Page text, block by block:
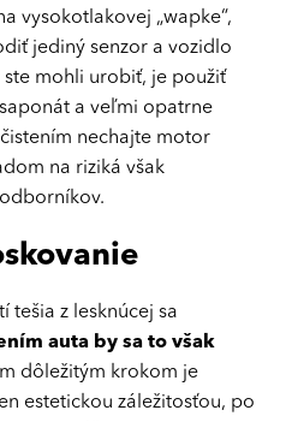
vysokotlakovej „wapke“,
jediný senzor a vozidlo
mohli urobiť, je použiť
a veľmi opatrne
nechajte motor
na riziká však
tešia z lesknúcej sa
auta by sa to však
dôležitým krokom je
estetickou záležitosťou, po